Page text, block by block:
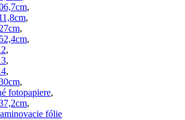
,
,
,
,
,
,
,
,
fotopapiere,
,
fólie